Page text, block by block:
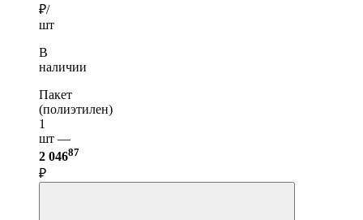
₽/
шт
В
наличии
Пакет
(полиэтилен)
1
шт —
2 04687
₽